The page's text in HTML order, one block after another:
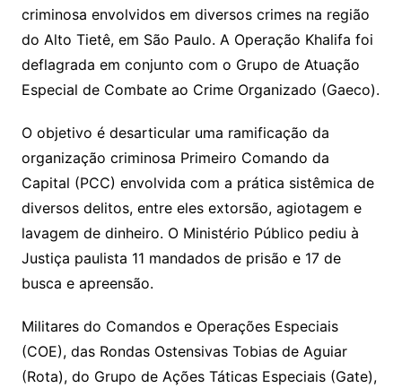
criminosa envolvidos em diversos crimes na região
do Alto Tietê, em São Paulo. A Operação Khalifa foi
deflagrada em conjunto com o Grupo de Atuação
Especial de Combate ao Crime Organizado (Gaeco).
O objetivo é desarticular uma ramificação da
organização criminosa Primeiro Comando da
Capital (PCC) envolvida com a prática sistêmica de
diversos delitos, entre eles extorsão, agiotagem e
lavagem de dinheiro. O Ministério Público pediu à
Justiça paulista 11 mandados de prisão e 17 de
busca e apreensão.
Militares do Comandos e Operações Especiais
(COE), das Rondas Ostensivas Tobias de Aguiar
(Rota), do Grupo de Ações Táticas Especiais (Gate),